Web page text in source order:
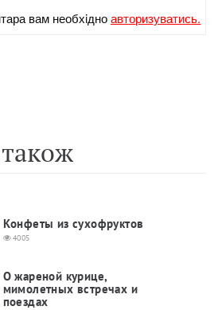
вам необхiдноавторизуватись.
Конфеты из сухофруктов
4005
О жареной курице,
мимолетных встречах и
поездах